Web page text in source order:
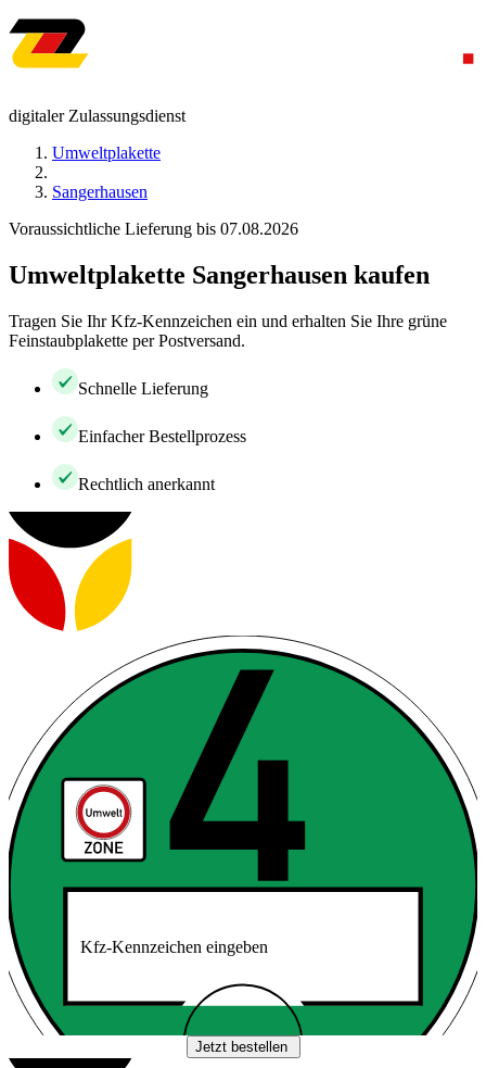
digitaler Zulassungsdienst
Umweltplakette
Sangerhausen
Voraussichtliche Lieferung bis 07.08.2026
Umweltplakette Sangerhausen kaufen
Tragen Sie Ihr Kfz-Kennzeichen ein und erhalten Sie Ihre grüne
Feinstaubplakette per Postversand.
Schnelle Lieferung
Einfacher Bestellprozess
Rechtlich anerkannt
Kfz-Kennzeichen eingeben
Jetzt bestellen